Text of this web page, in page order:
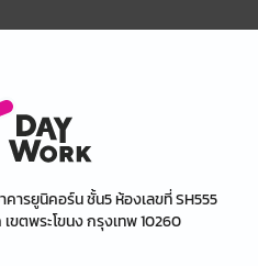
คารยูนิคอร์น ชั้น5 ห้องเลขที่ SH555
ขตพระโขนง กรุงเทพ 10260